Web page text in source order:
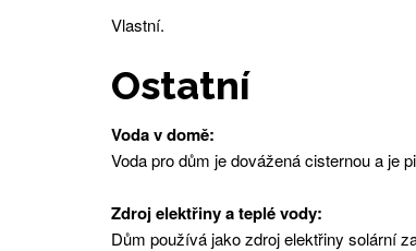
Vlastní.
Ostatní
Voda v domě:
Voda pro dům je dovážená cisternou a je
Zdroj elektřiny a teplé vody:
Dům používá jako zdroj elektřiny solární